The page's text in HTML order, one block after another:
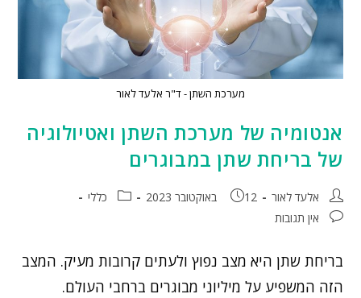
מערכת השתן - ד"ר אלעד לאור
אנטומיה של מערכת השתן ואטיולוגיה
של בריחת שתן במבוגרים
אלעד לאור 12 באוקטובר 2023
כללי
אין תגובות
בריחת שתן היא מצב נפוץ ולעתים קרובות מעיק. המצב
הזה המשפיע על מיליוני מבוגרים ברחבי העולם.